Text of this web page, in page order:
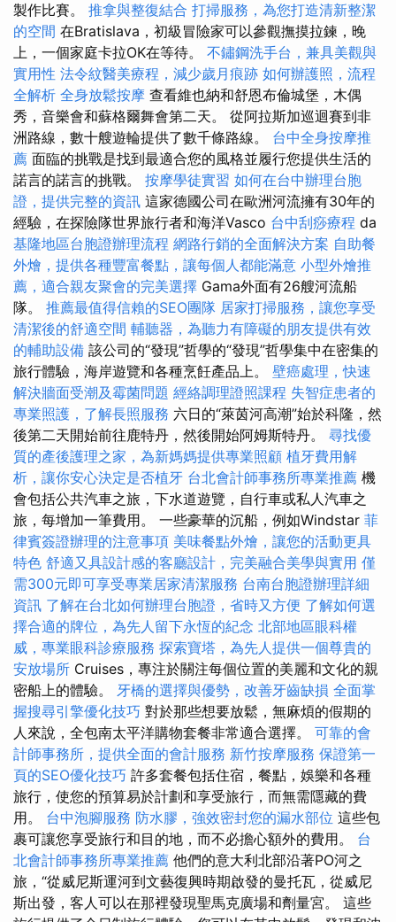
製作比賽。 推拿與整復結合 打掃服務，為您打造清新整潔
的空間 在Bratislava，初級冒險家可以參觀撫摸拉鍊，晚
上，一個家庭卡拉OK在等待。 不鏽鋼洗手台，兼具美觀與
實用性 法令紋醫美療程，減少歲月痕跡 如何辦護照，流程
全解析 全身放鬆按摩 查看維也納和舒恩布倫城堡，木偶
秀，音樂會和蘇格爾舞會第二天。 從阿拉斯加巡迴賽到非
洲路線，數十艘遊輪提供了數千條路線。 台中全身按摩推
薦 面臨的挑戰是找到最適合您的風格並履行您提供生活的
諾言的諾言的挑戰。 按摩學徒實習 如何在台中辦理台胞
證，提供完整的資訊 這家德國公司在歐洲河流擁有30年的
經驗，在探險隊世界旅行者和海洋Vasco 台中刮痧療程 da
基隆地區台胞證辦理流程 網路行銷的全面解決方案 自助餐
外燴，提供各種豐富餐點，讓每個人都能滿意 小型外燴推
薦，適合親友聚會的完美選擇 Gama外面有26艘河流船
隊。 推薦最值得信賴的SEO團隊 居家打掃服務，讓您享受
清潔後的舒適空間 輔聽器，為聽力有障礙的朋友提供有效
的輔助設備 該公司的“發現”哲學的“發現”哲學集中在密集的
旅行體驗，海岸遊覽和各種烹飪產品上。 壁癌處理，快速
解決牆面受潮及霉菌問題 經絡調理證照課程 失智症患者的
專業照護，了解長照服務 六日的“萊茵河高潮”始於科隆，然
後第二天開始前往鹿特丹，然後開始阿姆斯特丹。 尋找優
質的產後護理之家，為新媽媽提供專業照顧 植牙費用解
析，讓你安心決定是否植牙 台北會計師事務所專業推薦 機
會包括公共汽車之旅，下水道遊覽，自行車或私人汽車之
旅，每增加一筆費用。 一些豪華的沉船，例如Windstar 菲
律賓簽證辦理的注意事項 美味餐點外燴，讓您的活動更具
特色 舒適又具設計感的客廳設計，完美融合美學與實用 僅
需300元即可享受專業居家清潔服務 台南台胞證辦理詳細
資訊 了解在台北如何辦理台胞證，省時又方便 了解如何選
擇合適的牌位，為先人留下永恆的紀念 北部地區眼科權
威，專業眼科診療服務 探索寶塔，為先人提供一個尊貴的
安放場所 Cruises，專注於關注每個位置的美麗和文化的親
密船上的體驗。 牙橋的選擇與優勢，改善牙齒缺損 全面掌
握搜尋引擎優化技巧 對於那些想要放鬆，無麻煩的假期的
人來說，全包南太平洋購物套餐非常適合選擇。 可靠的會
計師事務所，提供全面的會計服務 新竹按摩服務 保證第一
頁的SEO優化技巧 許多套餐包括住宿，餐點，娛樂和各種
旅行，使您的預算易於計劃和享受旅行，而無需隱藏的費
用。 台中泡腳服務 防水膠，強效密封您的漏水部位 這些包
裹可讓您享受旅行和目的地，而不必擔心額外的費用。 台
北會計師事務所專業推薦 他們的意大利北部沿著PO河之
旅，“從威尼斯運河到文藝復興時期啟發的曼托瓦，從威尼
斯出發，客人可以在那裡發現聖馬克廣場和劑量宮。 這些